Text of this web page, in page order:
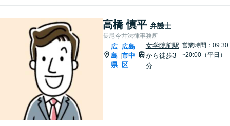
高橋 慎平 弁護士
長尾今井法律事務所
広
島
県
|
広島
市中
区
女学院前駅
から徒歩3
分
営業時間：09:30
~20:00（平日）